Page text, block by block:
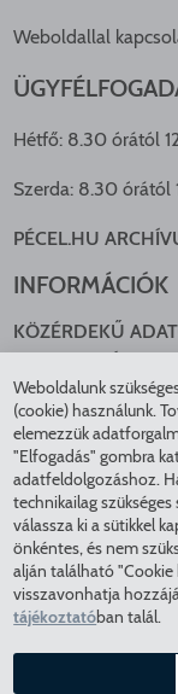
Weboldallal
Hétfő: 8.30 órától
Szerda: 8.30 órától
PÉCEL.HU
INFORMÁCIÓK
KÖZÉRDEKŰ
KÖZLEKEDÉS
ADATKEZELÉS
ÁTLÁTHATÓ
COOKIE
INTÉZMÉNYEK
EGÉSZSÉGÜGY
RENDVÉDELEM
Weboldalunk
(cookie) használunk.
elemezzük
"Elfogadás" gombra
adatfeldolgozáshoz.
technikailag
válassza ki a sütikkel
önkéntes, és nem
alján található
visszavonhatja
tájékoztatóban talál.